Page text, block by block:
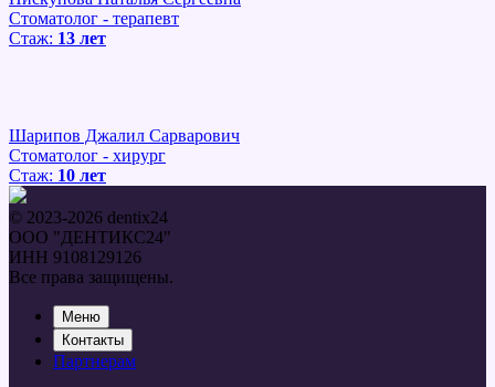
Стоматолог - терапевт
Стаж: 13 лет
Шарипов Джалил Сарварович
Стоматолог - хирург
Стаж: 10 лет
© 2023-2026 dentix24
ООО "ДЕНТИКС24"
ИНН 9108129126
Все права защищены.
Меню
Контакты
Партнерам